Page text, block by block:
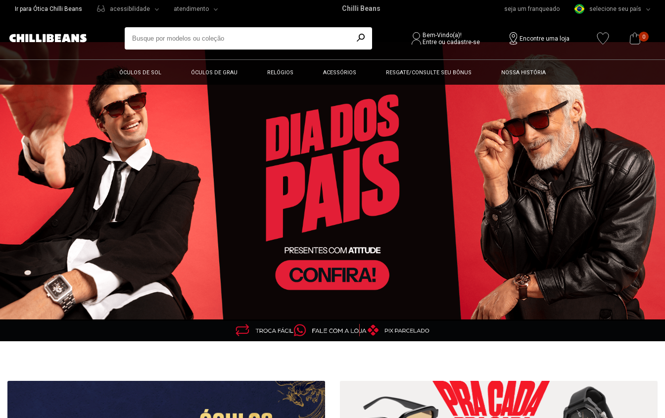
Ir para Ótica Chilli Beans acessibilidade atendimento Chilli Beans seja um franqueado selecione seu país
Bem-Vindo(a)!
Entre ou cadastre-se
Encontre uma loja 0
ÓCULOS DE SOL ÓCULOS DE GRAU RELÓGIOS ACESSÓRIOS RESGATE/CONSULTE SEU BÔNUS NOSSA HISTÓRIA